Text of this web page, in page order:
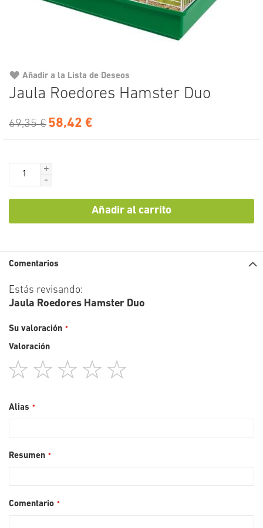
Jaula Roedores Hamster Duo
69,35 € 58,42 €
+
-
Añadir al carrito
Añadir a la Lista de Deseos
al
Comentarios
Estás revisando:
Jaula Roedores Hamster Duo
Su valoración
Valoración
1
star
2
stars
3
stars
4
stars
Alias
Resumen
Comentario